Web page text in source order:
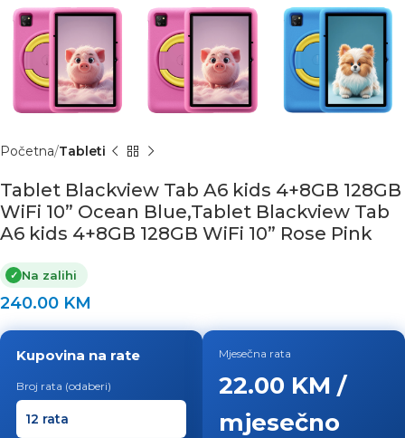
Početna Tableti
Tablet Blackview Tab A6 kids 4+8GB 128GB
WiFi 10” Ocean Blue,Tablet Blackview Tab
A6 kids 4+8GB 128GB WiFi 10” Rose Pink
✓ Na zalihi
240.00 KM
Kupovina na rate
Broj rata (odaberi)
Mjesečna rata
22.00 KM /
mjesečno